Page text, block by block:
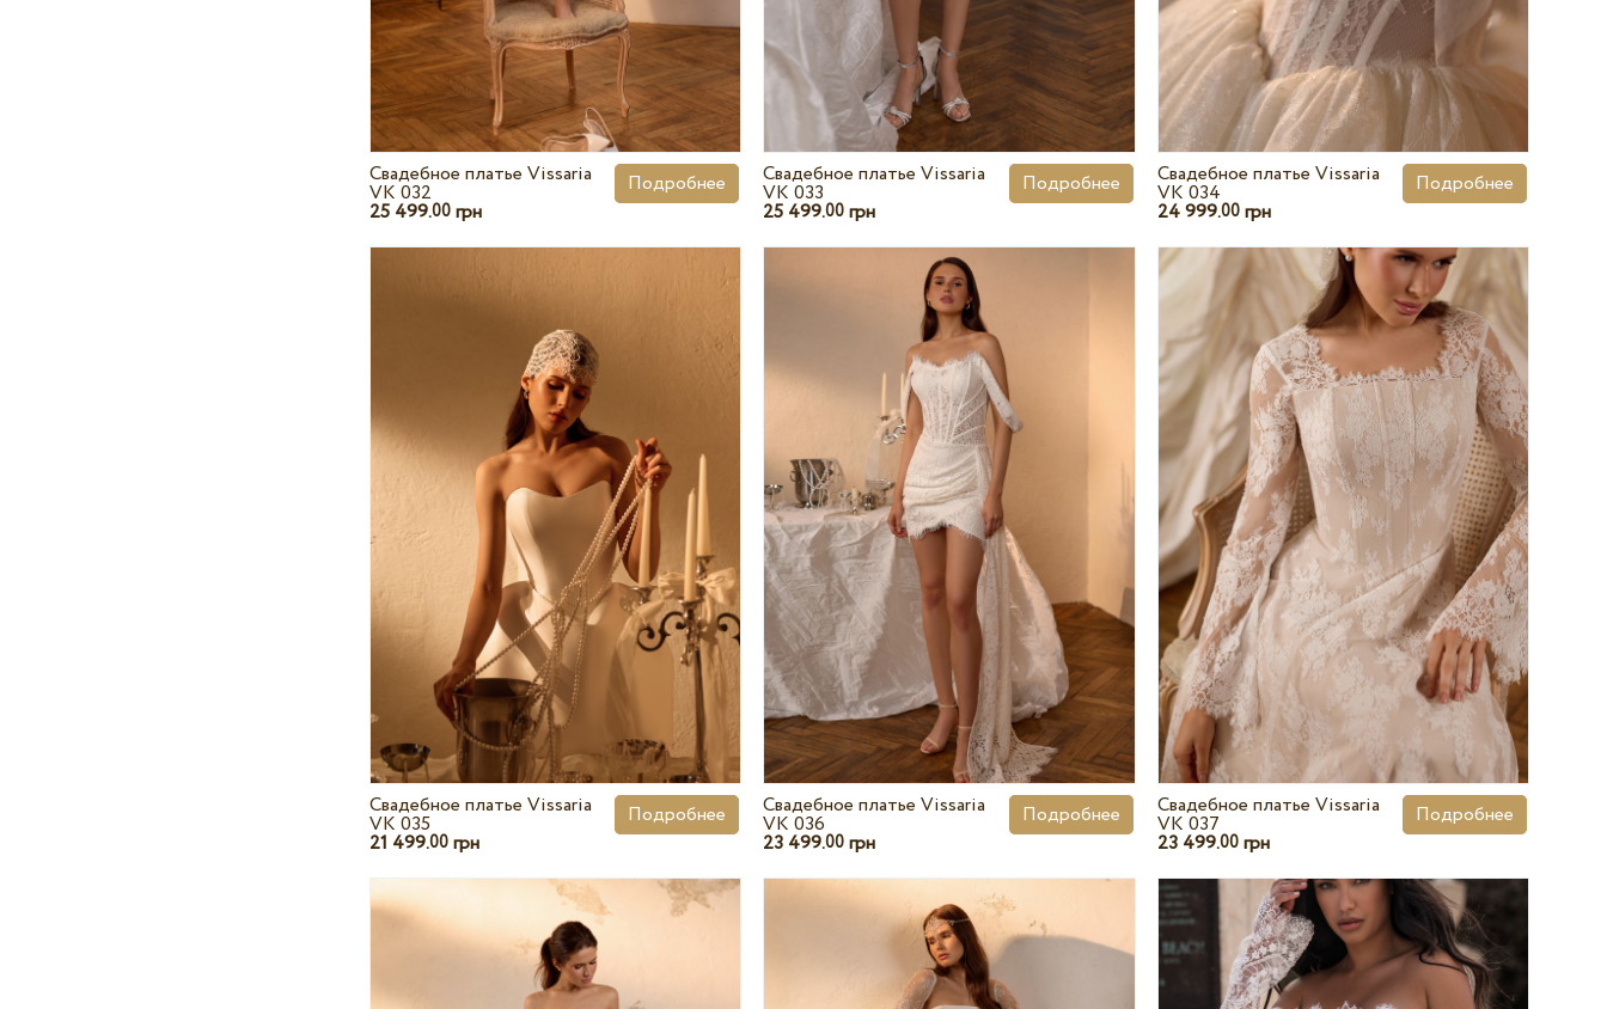
Свадебное платье Vissaria
VK 032
25 499.00 грн
Подробнее Свадебное платье Vissaria
VK 033
25 499.00 грн
Подробнее Свадебное платье Vissaria
VK 034
24 999.00грн
Подробнее
Свадебное платье Vissaria
VK 035
21 499.00 грн
Подробнее Свадебное платье Vissaria
VK 036
23 499.00 грн
Подробнее Свадебное платье Vissaria
VK 037
23 499.00грн
Подробнее